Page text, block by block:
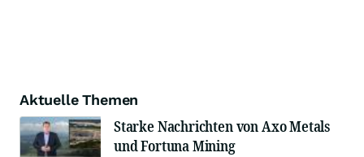
Aktuelle Themen
Starke Nachrichten von Axo Metals
und Fortuna Mining